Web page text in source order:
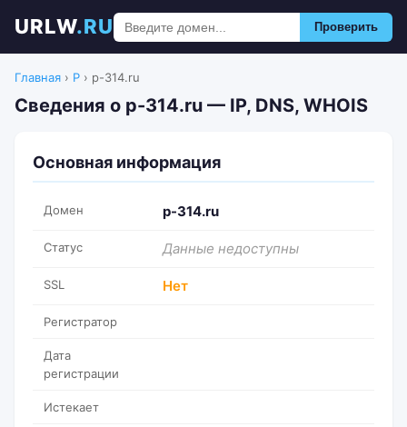
URLW.RU Проверить
Главная › P › p-314.ru
Сведения о p-314.ru — IP, DNS, WHOIS
Основная информация
Домен p-314.ru
Статус Данные недоступны
SSL Нет
Регистратор
Дата
регистрации
Истекает